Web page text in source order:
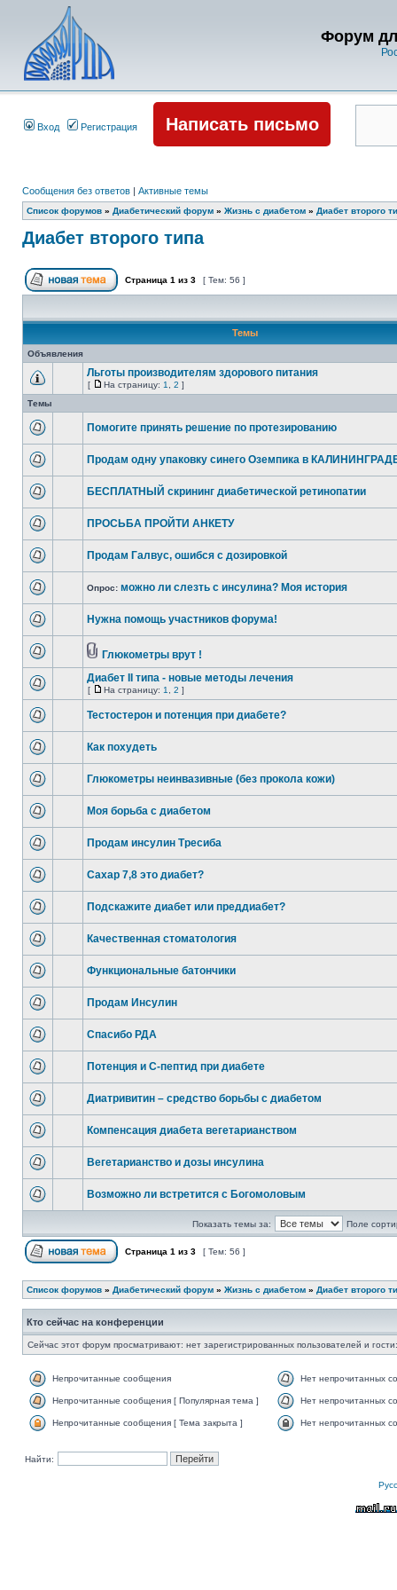
Форум
Вход Регистрация Написать письмо
Сообщения без ответов | Активные темы
Список форумов » Диабетический форум » Жизнь с диабетом » Диабет второго
Диабет второго типа
Страница 1 из 3 [ Тем: 56 ]
Темы
Объявления
Льготы производителям здорового питания
[ На страницу: 1 2 ]
Темы
Помогите принять решение по протезированию
Продам одну упаковку синего Оземпика в
БЕСПЛАТНЫЙ скрининг диабетической ретинопатии
ПРОСЬБА ПРОЙТИ АНКЕТУ
Продам Галвус, ошибся с дозировкой
Опрос: можно ли слезть с инсулина? Моя история
Нужна помощь участников форума!
Глюкометры врут !
Диабет II типа - новые методы лечения
[ На страницу: 1 2 ]
Тестостерон и потенция при диабете?
Как похудеть
Глюкометры неинвазивные (без прокола кожи)
Моя борьба с диабетом
Продам инсулин Тресиба
Сахар 7,8 это диабет?
Подскажите диабет или преддиабет?
Качественная стоматология
Функциональные батончики
Продам Инсулин
Спасибо РДА
Потенция и С-пептид при диабете
Диатривитин – средство борьбы с диабетом
Компенсация диабета вегетарианством
Вегетарианство и дозы инсулина
Возможно ли встретится с Богомоловым
Показать темы за: Поле
Страница 1 из 3 [ Тем: 56 ]
Список форумов » Диабетический форум » Жизнь с диабетом » Диабет второго
Кто сейчас на конференции
Сейчас этот форум просматривают: нет зарегистрированных пользователей и
Непрочитанные сообщения Нет непрочитанных
Непрочитанные сообщения [ Популярная тема ] Нет непрочитанных
Непрочитанные сообщения [ Тема закрыта ] Нет непрочитанных
Найти: